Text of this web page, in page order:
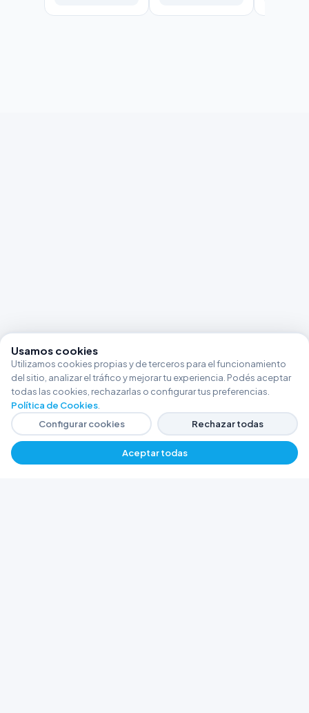
$ 5724,29 + Agregar
Usamos cookies
Utilizamos cookies propias y de terceros para el funcionamiento
del sitio, analizar el tráfico y mejorar tu experiencia. Podés aceptar
todas las cookies, rechazarlas o configurar tus preferencias.
Política de Cookies
Configurar cookies
Rechazar todas
Aceptar todas